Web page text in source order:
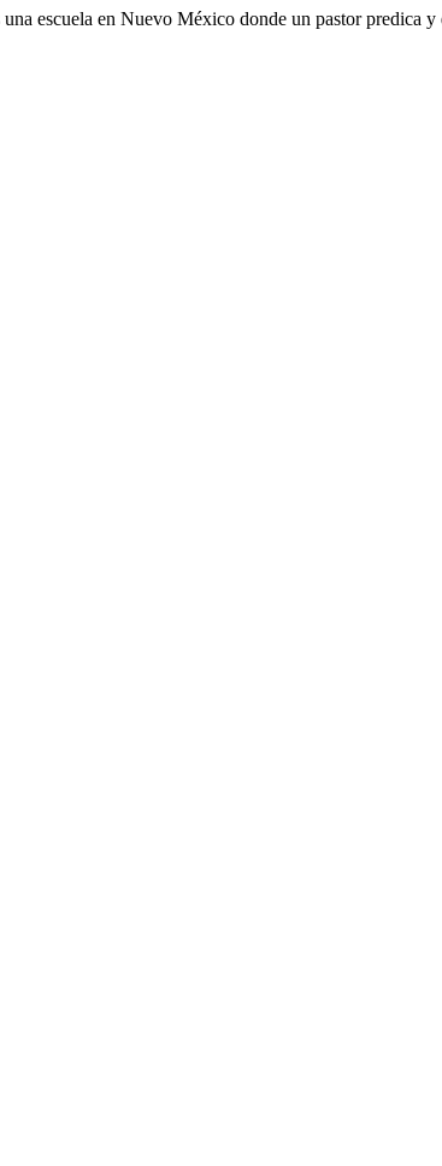
escuela en Nuevo México donde un pastor predica